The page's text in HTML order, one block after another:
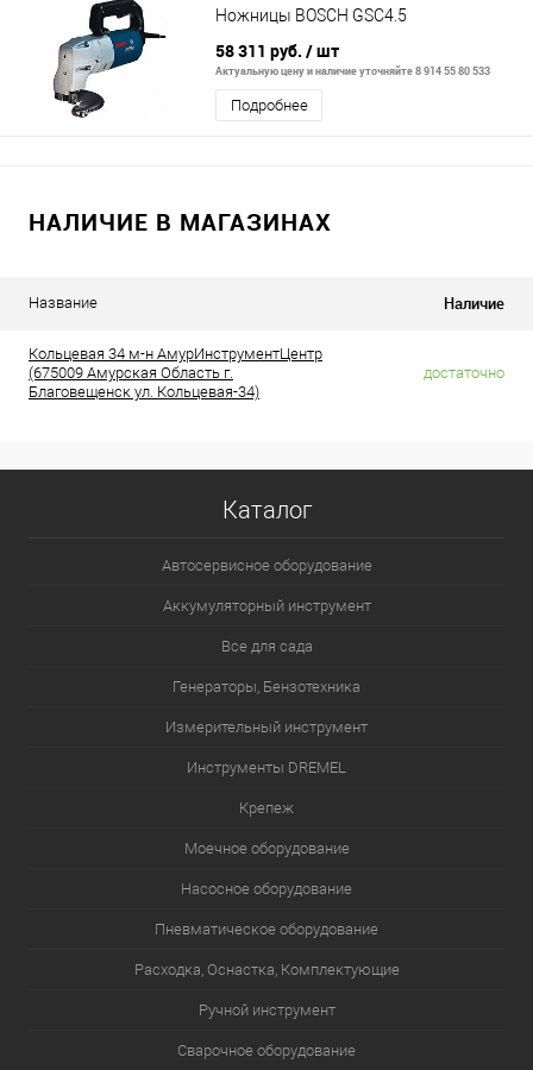
Ножницы BOSCH GSC4.5
58 311 руб. / шт
Актуальную цену и наличие уточняйте 8 914 55 80 533
Подробнее
НАЛИЧИЕ В МАГАЗИНАХ
Название Наличие
Кольцевая 34 м-н АмурИнструментЦентр
(675009 Амурская Область г.
Благовещенск ул. Кольцевая-34)
достаточно
Каталог
Автосервисное оборудование
Аккумуляторный инструмент
Все для сада
Генераторы, Бензотехника
Измерительный инструмент
Инструменты DREMEL
Крепеж
Моечное оборудование
Насосное оборудование
Пневматическое оборудование
Расходка, Оснастка, Комплектующие
Ручной инструмент
Сварочное оборудование